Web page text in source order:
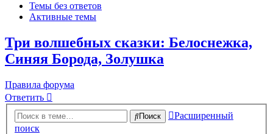
Темы без ответов
Активные темы
Три волшебных сказки: Белоснежка,
Синяя Борода, Золушка
Правила форума
Ответить
Поиск
Расширенный
поиск